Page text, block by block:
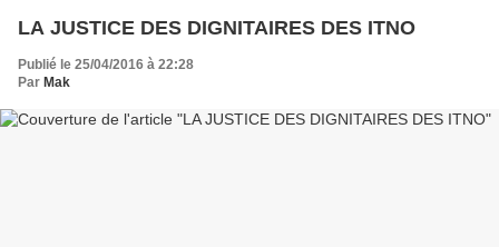
LA JUSTICE DES DIGNITAIRES DES ITNO
Publié le 25/04/2016 à 22:28
Par Mak